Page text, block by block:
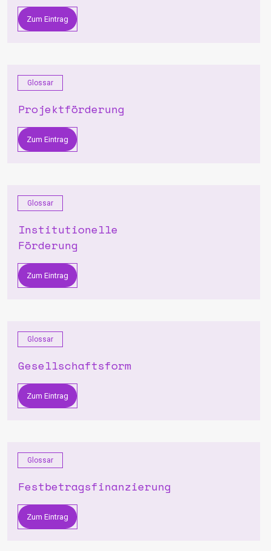
Zum Eintrag
Glossar
Projektförderung
Zum Eintrag
Glossar
Institutionelle
Förderung
Zum Eintrag
Glossar
Gesellschaftsform
Zum Eintrag
Glossar
Festbetragsfinanzierung
Zum Eintrag